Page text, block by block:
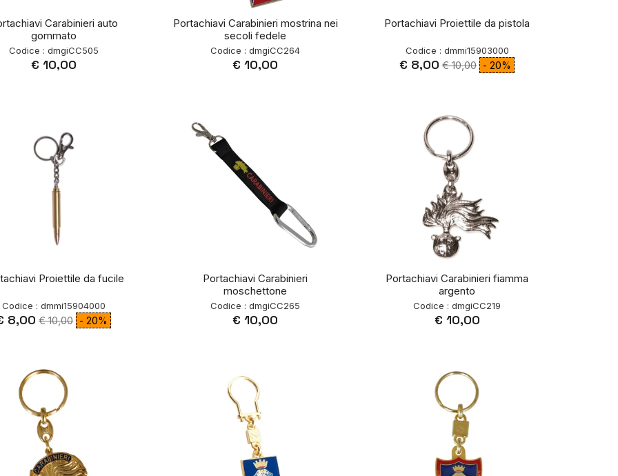
Carabinieri auto
gommato
Codice : dmgiCC505
€ 10,00
Portachiavi Carabinieri mostrina nei
secoli fedele
Codice : dmgiCC264
€ 10,00
Portachiavi Proiettile da pistola
Codice : dmmi15903000
€ 8,00 € 10,00 - 20%
Proiettile da fucile
Codice : dmmi15904000
8,00 € 10,00 - 20%
Portachiavi Carabinieri
moschettone
Codice : dmgiCC265
€ 10,00
Portachiavi Carabinieri fiamma
argento
Codice : dmgiCC219
€ 10,00